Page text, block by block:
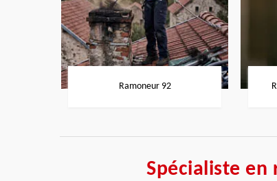
Ramoneur 92
Spécialiste en